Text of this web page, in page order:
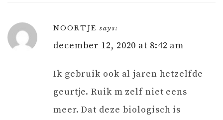
NOORTJE says:
december 12, 2020 at 8:42 am
Ik gebruik ook al jaren hetzelfde
geurtje. Ruik m zelf niet eens
meer. Dat deze biologisch is